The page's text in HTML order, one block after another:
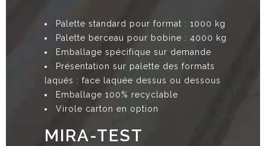
Palette standard pour format : 1000 kg
Palette berceau pour bobine : 4000 kg
Emballage spécifique sur demande
Présentation sur palette des formats
laqués : face laquée dessus ou dessous
Emballage 100% recyclable
Virole carton en option
MIRA-TEST